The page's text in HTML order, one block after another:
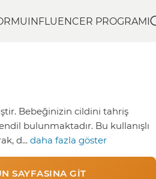
INFLUENCER PROGRAMI
Bebeğinizin cildini tahriş
bulunmaktadır. Bu kullanışlı
d... daha fazla göster
SAYFASINA GIT